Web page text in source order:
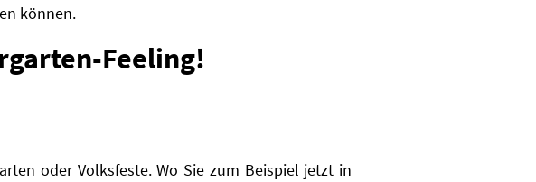
können.
Feeling!
oder Volksfeste. Wo Sie zum Beispiel jetzt in